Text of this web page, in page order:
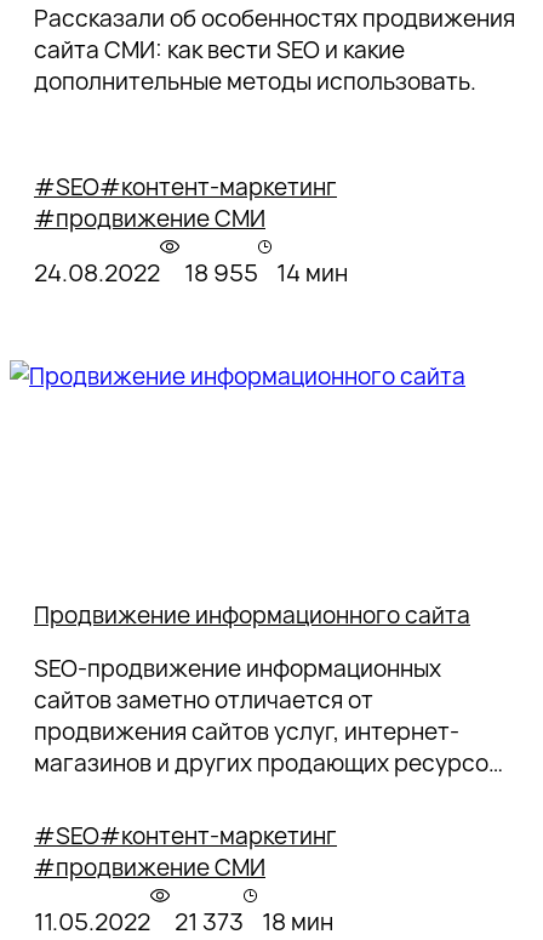
Рассказали об особенностях продвижения
сайта СМИ: как вести SEO и какие
дополнительные методы использовать.
#SEO#контент-маркетинг
#продвижение СМИ
24.08.2022
18 955 14 мин
Продвижение информационного сайта
SEO-продвижение информационных
сайтов заметно отличается от
продвижения сайтов услуг, интернет-
магазинов и других продающих ресурсов.
SEO для инфосайтов.
#SEO#контент-маркетинг
#продвижение СМИ
11.05.2022
21 373 18 мин